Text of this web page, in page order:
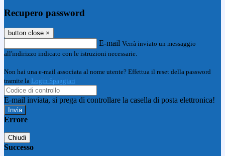
Recupero password
button close ×
E-mail Verrà inviato un messaggio
all'indirizzo indicato con le istruzioni necessarie.
Non hai una e-mail associata al nome utente? Effettua il reset della password
tramite la Login Spaggiari
E-mail inviata, si prega di controllare la casella di posta elettronica!
Errore
Chiudi
Successo